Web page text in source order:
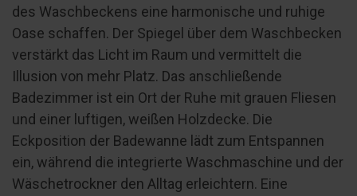
des Waschbeckens eine harmonische und ruhige
Oase schaffen. Der Spiegel über dem Waschbecken
verstärkt das Licht im Raum und vermittelt die
Illusion von mehr Platz. Das anschließende
Badezimmer ist ein Ort der Ruhe mit grauen Fliesen
und einer luftigen, weißen Holzdecke. Die
Eckposition der Badewanne lädt zum Entspannen
ein, während die integrierte Waschmaschine und der
Wäschetrockner den Alltag erleichtern. Eine